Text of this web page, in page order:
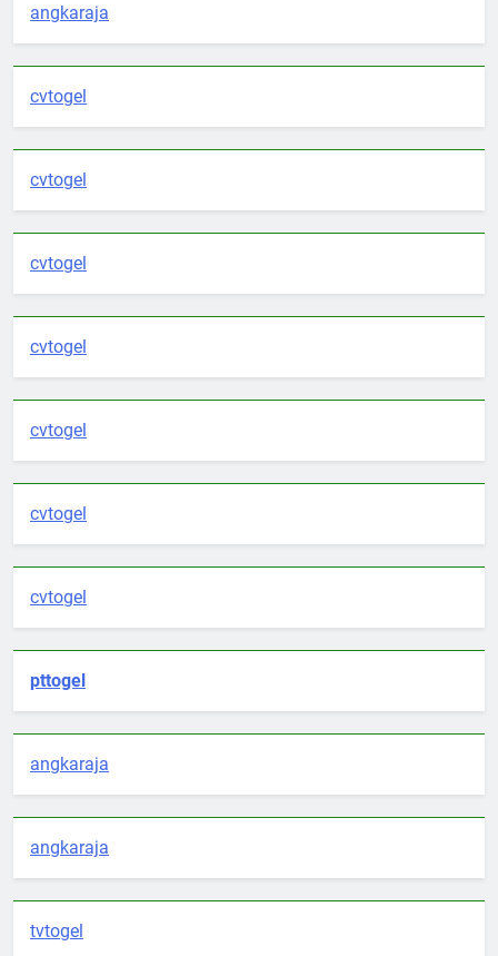
angkaraja
cvtogel
cvtogel
cvtogel
cvtogel
cvtogel
cvtogel
cvtogel
pttogel
angkaraja
angkaraja
tvtogel